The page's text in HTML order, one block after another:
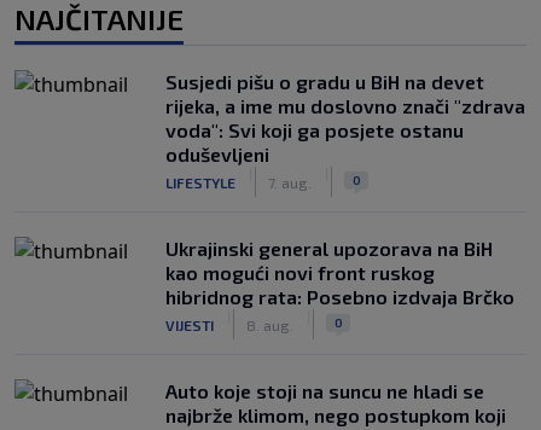
NAJČITANIJE
Susjedi pišu o gradu u BiH na devet
rijeka, a ime mu doslovno znači "zdrava
voda": Svi koji ga posjete ostanu
oduševljeni
LIFESTYLE 7. aug. 0
Ukrajinski general upozorava na BiH
kao mogući novi front ruskog
hibridnog rata: Posebno izdvaja Brčko
VIJESTI 8. aug. 0
Auto koje stoji na suncu ne hladi se
najbrže klimom, nego postupkom koji